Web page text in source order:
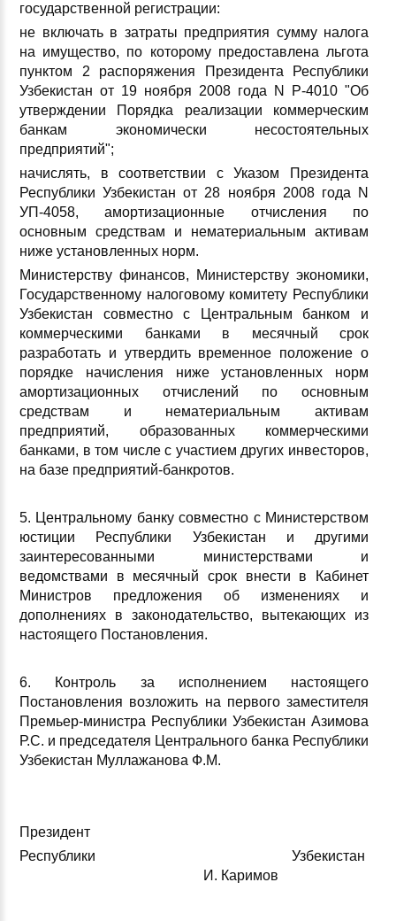
государственной регистрации:
не включать в затраты предприятия сумму налога
на имущество, по которому предоставлена льгота
пунктом 2 распоряжения Президента Республики
Узбекистан от 19 ноября 2008 года N Р-4010 "Об
утверждении Порядка реализации коммерческим
банкам экономически несостоятельных
предприятий";
начислять, в соответствии с Указом Президента
Республики Узбекистан от 28 ноября 2008 года N
УП-4058, амортизационные отчисления по
основным средствам и нематериальным активам
ниже установленных норм.
Министерству финансов, Министерству экономики,
Государственному налоговому комитету Республики
Узбекистан совместно с Центральным банком и
коммерческими банками в месячный срок
разработать и утвердить временное положение о
порядке начисления ниже установленных норм
амортизационных отчислений по основным
средствам и нематериальным активам
предприятий, образованных коммерческими
банками, в том числе с участием других инвесторов,
на базе предприятий-банкротов.
5. Центральному банку совместно с Министерством
юстиции Республики Узбекистан и другими
заинтересованными министерствами и
ведомствами в месячный срок внести в Кабинет
Министров предложения об изменениях и
дополнениях в законодательство, вытекающих из
настоящего Постановления.
6. Контроль за исполнением настоящего
Постановления возложить на первого заместителя
Премьер-министра Республики Узбекистан Азимова
Р.С. и председателя Центрального банка Республики
Узбекистан Муллажанова Ф.М.
Президент
Республики Узбекистан
И. Каримов